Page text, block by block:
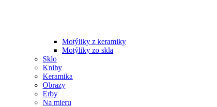
Motýliky z keramiky
Motýliky zo skla
Sklo
Knihy
Keramika
Obrazy
Erby
Na mieru